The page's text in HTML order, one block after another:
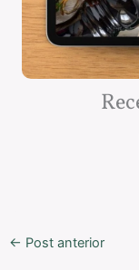
← Post anterior